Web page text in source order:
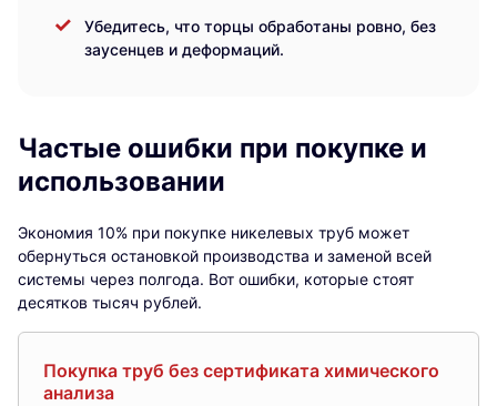
Убедитесь, что торцы обработаны ровно, без
заусенцев и деформаций.
Частые ошибки при покупке и
использовании
Экономия 10% при покупке никелевых труб может
обернуться остановкой производства и заменой всей
системы через полгода. Вот ошибки, которые стоят
десятков тысяч рублей.
Покупка труб без сертификата химического
анализа